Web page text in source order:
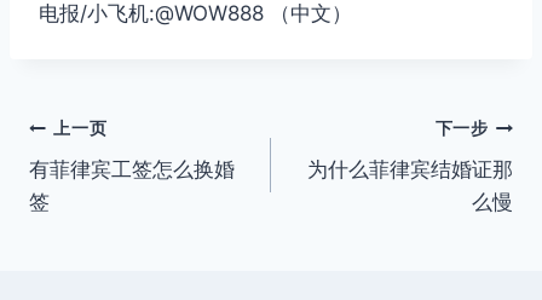
电报/小飞机:@WOW888 （中文）
文
章
上一页
有菲律宾工签怎么换婚
签
下一步
为什么菲律宾结婚证那
么慢